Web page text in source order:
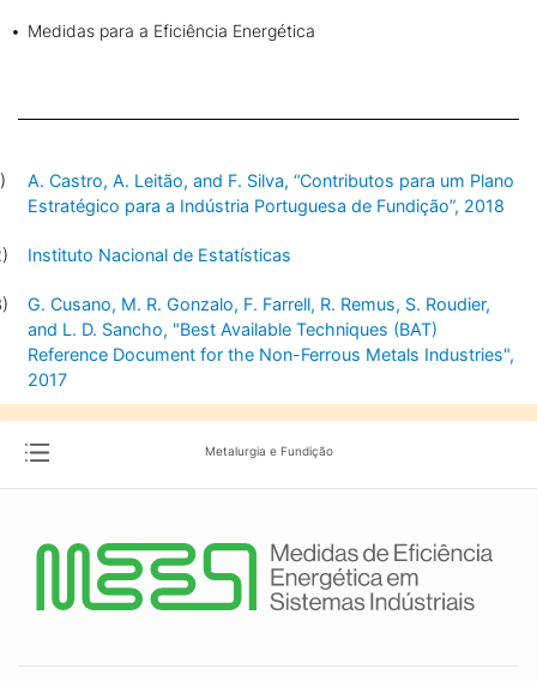
Metalurgia e Fundição
Medidas para a Eficiência Energética
A. Castro, A. Leitão, and F. Silva, “Contributos para um Plano
Estratégico para a Indústria Portuguesa de Fundição”, 2018
Instituto Nacional de Estatísticas
G. Cusano, M. R. Gonzalo, F. Farrell, R. Remus, S. Roudier,
and L. D. Sancho, "Best Available Techniques (BAT)
Reference Document for the Non-Ferrous Metals Industries",
2017